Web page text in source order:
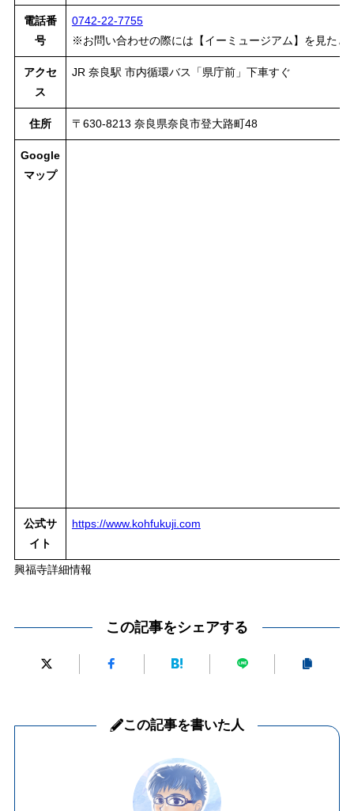
電話番
号
0742-22-7755
※お問い合わせの際には【イーミュージアム】を見たと
アクセ
ス
JR 奈良駅 市内循環バス「県庁前」下車すぐ
住所 〒630-8213 奈良県奈良市登大路町48
Google
マップ
公式サ
イト
https://www.kohfukuji.com
興福寺詳細情報
この記事をシェアする
この記事を書いた人